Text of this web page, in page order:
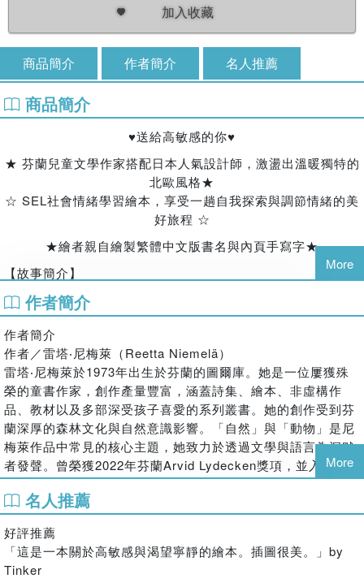
加入收藏
商品簡介 作者簡介 名人推薦
商品簡介
♥送給高敏感的你♥
★ 芬蘭兒童文學作家搭配日本人氣設計師，激盪出溫暖獨特的
北歐風格★
☆ SEL社會情緒學習繪本，享受一趟自我探索與調節情緒的美
好旅程 ☆
★繪者親自繪製繁體中文版書名與內頁手寫字★
【故事簡介】
在森林裡，有一隻耳朵很長的狐狸。
他對聲音很敏感，為了躲避噪音，他住在地底下的洞穴裡。
但洞穴裡還是充滿了聲音，於是，他決定出發去尋找「寧
靜」。
在閉上的眼睛後面、在夾著乾燥幸運草的書本扉頁間、
在停下來休息的蝴蝶觸角裡、在鈴蘭花的芬芳裡、在白晝的光
線裡……
他在許多意想不到的地方找到了寧靜。
但他還是會因為噪音感到害怕而哭泣，
這時候，他該如何是好呢？
【本書特色】
 一場豐富的視覺饗宴
身為織品設計師的島塚繪里久居芬蘭，他的繪畫風格融合了日
More
作者簡介
作者簡介
作者／雷塔‧尼梅萊（Reetta Niemelä）
雷塔‧尼梅萊於1973年出生於芬蘭的圖爾庫。她是一位屢獲殊
榮的童書作家，創作產量豐富，涵蓋詩集、繪本、非虛構作
品、教材以及多部深受孩子喜愛的系列叢書。她的創作受到芬
蘭深厚的森林文化與自然意識影響。「自然」與「動物」是尼
梅萊作品中常見的核心主題，她致力於透過文學與語言為沉默
者發聲。曾榮獲2022年芬蘭Arvid Lydecken獎項，並入圍芬
蘭文學獎青少年組，更被觀眾票選為最受歡迎作品。其作品不
僅備受肯定與喜愛，也被翻譯為多國語言。
https://www.instagram.com/reetta_niemela/
繪者／島塚繪里（Eri Shimatsuka）
More
名人推薦
好評推薦
「這是一本關於高敏感與渴望寧靜的繪本。插圖很美。」by
Tinker